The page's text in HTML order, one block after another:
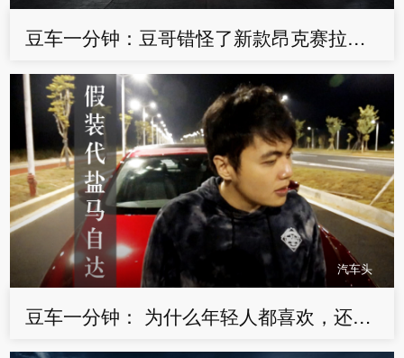
豆车一分钟：豆哥错怪了新款昂克赛拉，抛开偏见有新的认识
汽车头
豆车一分钟： 为什么年轻人都喜欢，还在用自然吸气的马自达